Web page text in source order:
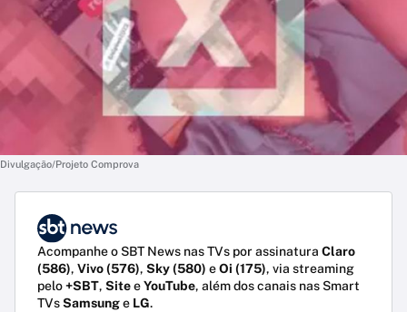
Divulgação/Projeto Comprova
Acompanhe o SBT News nas TVs por assinatura Claro
(586), Vivo (576), Sky (580) eOi (175), via streaming
pelo+SBT, SiteeYouTube, além dos canais nas Smart
TVsSamsunge LG.